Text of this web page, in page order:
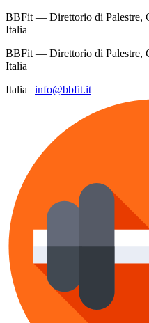
BBFit — Direttorio di Palestre,
Italia
BBFit — Direttorio di Palestre,
Italia
Italia | info@bbfit.it